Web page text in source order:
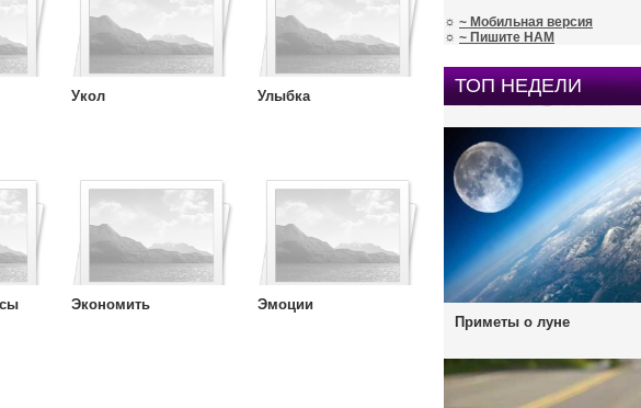
Укол Улыбка
Экономить Эмоции
☼ ~ Мобильная версия
☼ ~ Пишите НАМ
ТОП НЕДЕЛИ
Приметы о луне